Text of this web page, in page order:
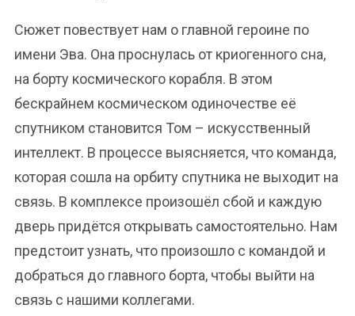
Сюжет повествует нам о главной героине по
имени Эва. Она проснулась от криогенного сна,
на борту космического корабля. В этом
бескрайнем космическом одиночестве её
спутником становится Том – искусственный
интеллект. В процессе выясняется, что команда,
которая сошла на орбиту спутника не выходит на
связь. В комплексе произошёл сбой и каждую
дверь придётся открывать самостоятельно. Нам
предстоит узнать, что произошло с командой и
добраться до главного борта, чтобы выйти на
связь с нашими коллегами.